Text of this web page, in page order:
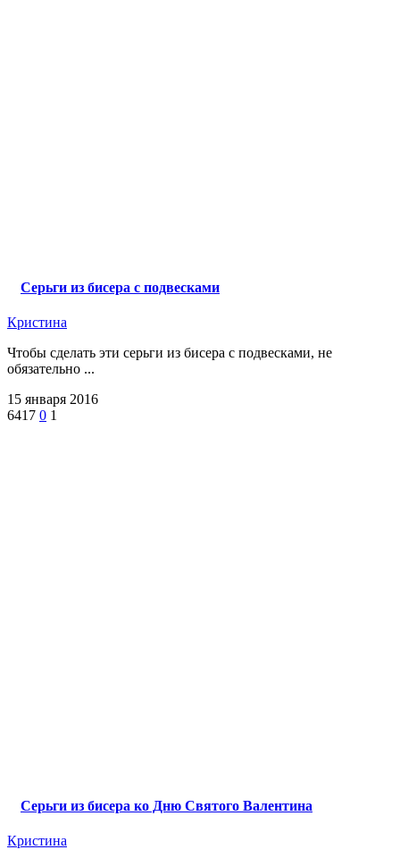
Cерьги из бисера с подвесками
Кристина
Чтобы сделать эти серьги из бисера с подвесками, не
обязательно ...
15 января 2016
6417 0 1
Серьги из бисера ко Дню Святого Валентина
Кристина